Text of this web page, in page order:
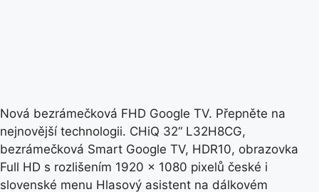
Nová bezrámečková FHD Google TV. Přepněte na
nejnovější technologii. CHiQ 32“ L32H8CG,
bezrámečková Smart Google TV, HDR10, obrazovka
Full HD s rozlišením 1920 x 1080 pixelů české i
slovenské menu Hlasový asistent na dálkovém